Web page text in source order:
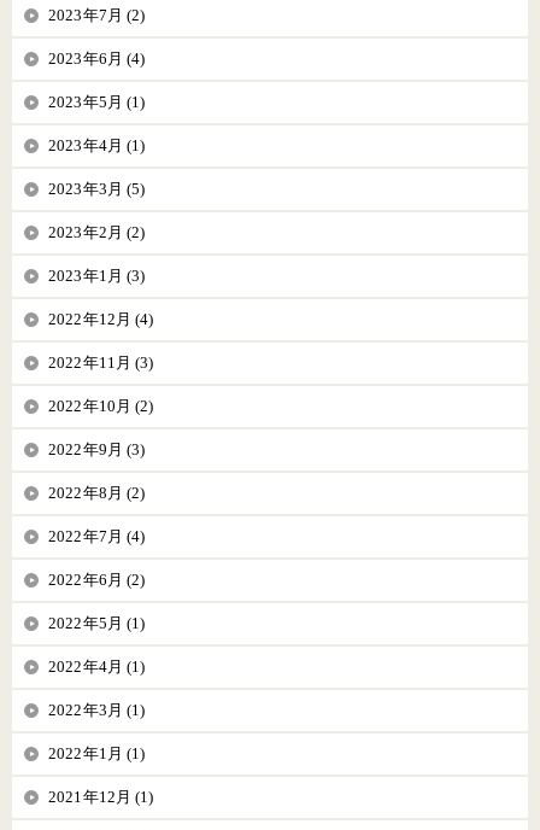
2023年7月 (2)
2023年6月 (4)
2023年5月 (1)
2023年4月 (1)
2023年3月 (5)
2023年2月 (2)
2023年1月 (3)
2022年12月 (4)
2022年11月 (3)
2022年10月 (2)
2022年9月 (3)
2022年8月 (2)
2022年7月 (4)
2022年6月 (2)
2022年5月 (1)
2022年4月 (1)
2022年3月 (1)
2022年1月 (1)
2021年12月 (1)